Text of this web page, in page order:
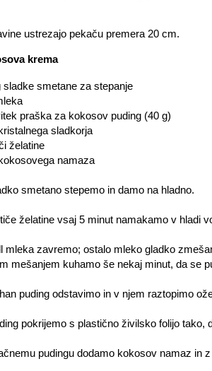
ustrezajo pekaču premera 20 cm.
krema
sladke smetane za stepanje
praška za kokosov puding (40 g)
sladkorja
želatine
namaza
smetano stepemo in damo na hladno.
želatine vsaj 5 minut namakamo v hladi
mleka zavremo; ostalo mleko gladko
mešanjem kuhamo še nekaj minut, da se
puding odstavimo in v njem raztopimo
pokrijemo s plastično živilsko folijo tako,
pudingu dodamo kokosov namaz in